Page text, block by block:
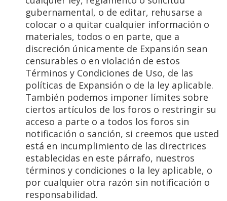
gubernamental, o de editar, rehusarse a
colocar o a quitar cualquier información o
materiales, todos o en parte, que a
discreción únicamente de Expansión sean
censurables o en violación de estos
Términos y Condiciones de Uso, de las
políticas de Expansión o de la ley aplicable.
También podemos imponer límites sobre
ciertos artículos de los foros o restringir su
acceso a parte o a todos los foros sin
notificación o sanción, si creemos que usted
está en incumplimiento de las directrices
establecidas en este párrafo, nuestros
términos y condiciones o la ley aplicable, o
por cualquier otra razón sin notificación o
responsabilidad.